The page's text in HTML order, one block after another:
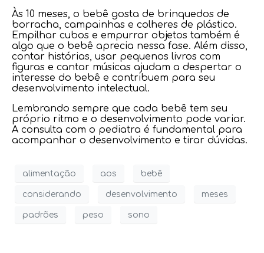
Às 10 meses, o bebê gosta de brinquedos de
borracha, campainhas e colheres de plástico.
Empilhar cubos e empurrar objetos também é
algo que o bebê aprecia nessa fase. Além disso,
contar histórias, usar pequenos livros com
figuras e cantar músicas ajudam a despertar o
interesse do bebê e contribuem para seu
desenvolvimento intelectual.
Lembrando sempre que cada bebê tem seu
próprio ritmo e o desenvolvimento pode variar.
A consulta com o pediatra é fundamental para
acompanhar o desenvolvimento e tirar dúvidas.
alimentação aos bebê
considerando desenvolvimento meses
padrões peso sono